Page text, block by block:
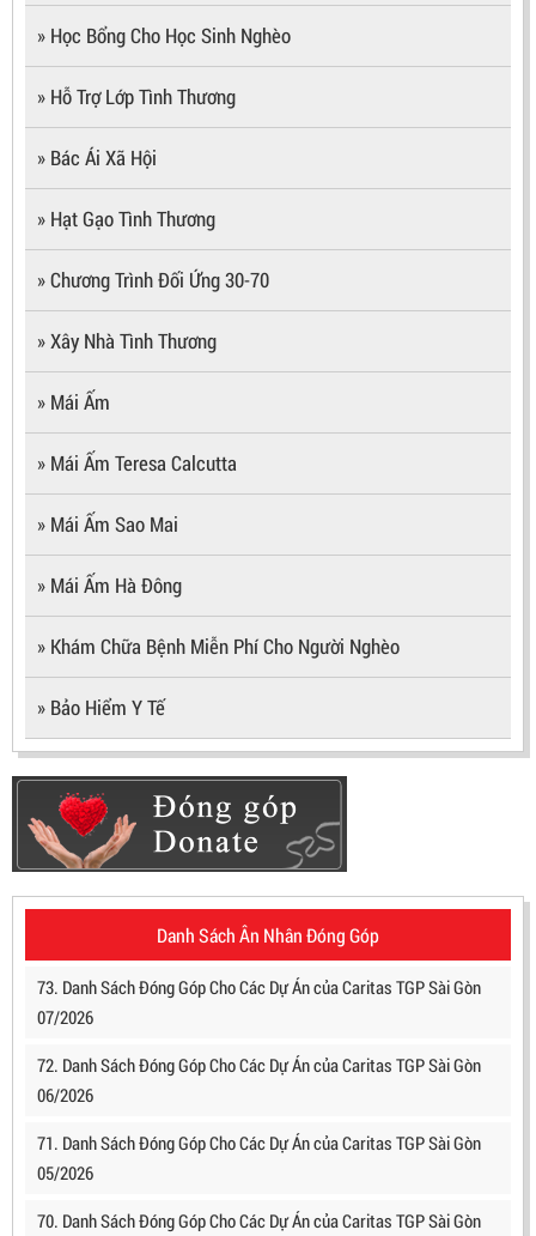
» Học Bổng Cho Học Sinh Nghèo
» Hỗ Trợ Lớp Tình Thương
» Bác Ái Xã Hội
» Hạt Gạo Tình Thương
» Chương Trình Đối Ứng 30-70
» Xây Nhà Tình Thương
» Mái Ấm
» Mái Ấm Teresa Calcutta
» Mái Ấm Sao Mai
» Mái Ấm Hà Đông
» Khám Chữa Bệnh Miễn Phí Cho Người Nghèo
» Bảo Hiểm Y Tế
Danh Sách Ân Nhân Đóng Góp
73. Danh Sách Đóng Góp Cho Các Dự Án của Caritas TGP Sài Gòn
07/2026
72. Danh Sách Đóng Góp Cho Các Dự Án của Caritas TGP Sài Gòn
06/2026
71. Danh Sách Đóng Góp Cho Các Dự Án của Caritas TGP Sài Gòn
05/2026
70. Danh Sách Đóng Góp Cho Các Dự Án của Caritas TGP Sài Gòn